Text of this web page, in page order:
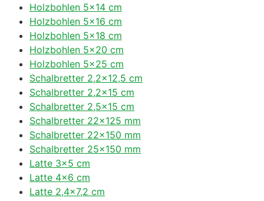
Holzbohlen 5×14 cm
Holzbohlen 5×16 cm
Holzbohlen 5×18 cm
Holzbohlen 5×20 cm
Holzbohlen 5×25 cm
Schalbretter 2,2×12,5 cm
Schalbretter 2,2×15 cm
Schalbretter 2,5×15 cm
Schalbretter 22×125 mm
Schalbretter 22×150 mm
Schalbretter 25×150 mm
Latte 3×5 cm
Latte 4×6 cm
Latte 2,4×7,2 cm